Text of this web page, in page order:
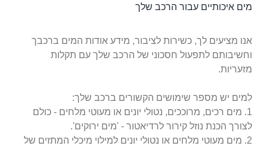
מים איכותיים עבור הרכב שלך
אנו מציעים לך, כשירות לציבור, מידע אודות המים ברכבך
וחשיבותם לתפעול חסכוני של הרכב שלך עם תקלות
מזעריות.
למים יש מספר שימושים הקשורים ברכב שלך:
1. מים רכים, מרוככים, נטולי יונים או מעוטי מלחים - כולם
לצורך הכנת נוזל קירור לרדיאטור - 'מים ירוקים'.
2. מים מעוטי מלחים או נטולי יונים למילוי מיכלי המתזים של